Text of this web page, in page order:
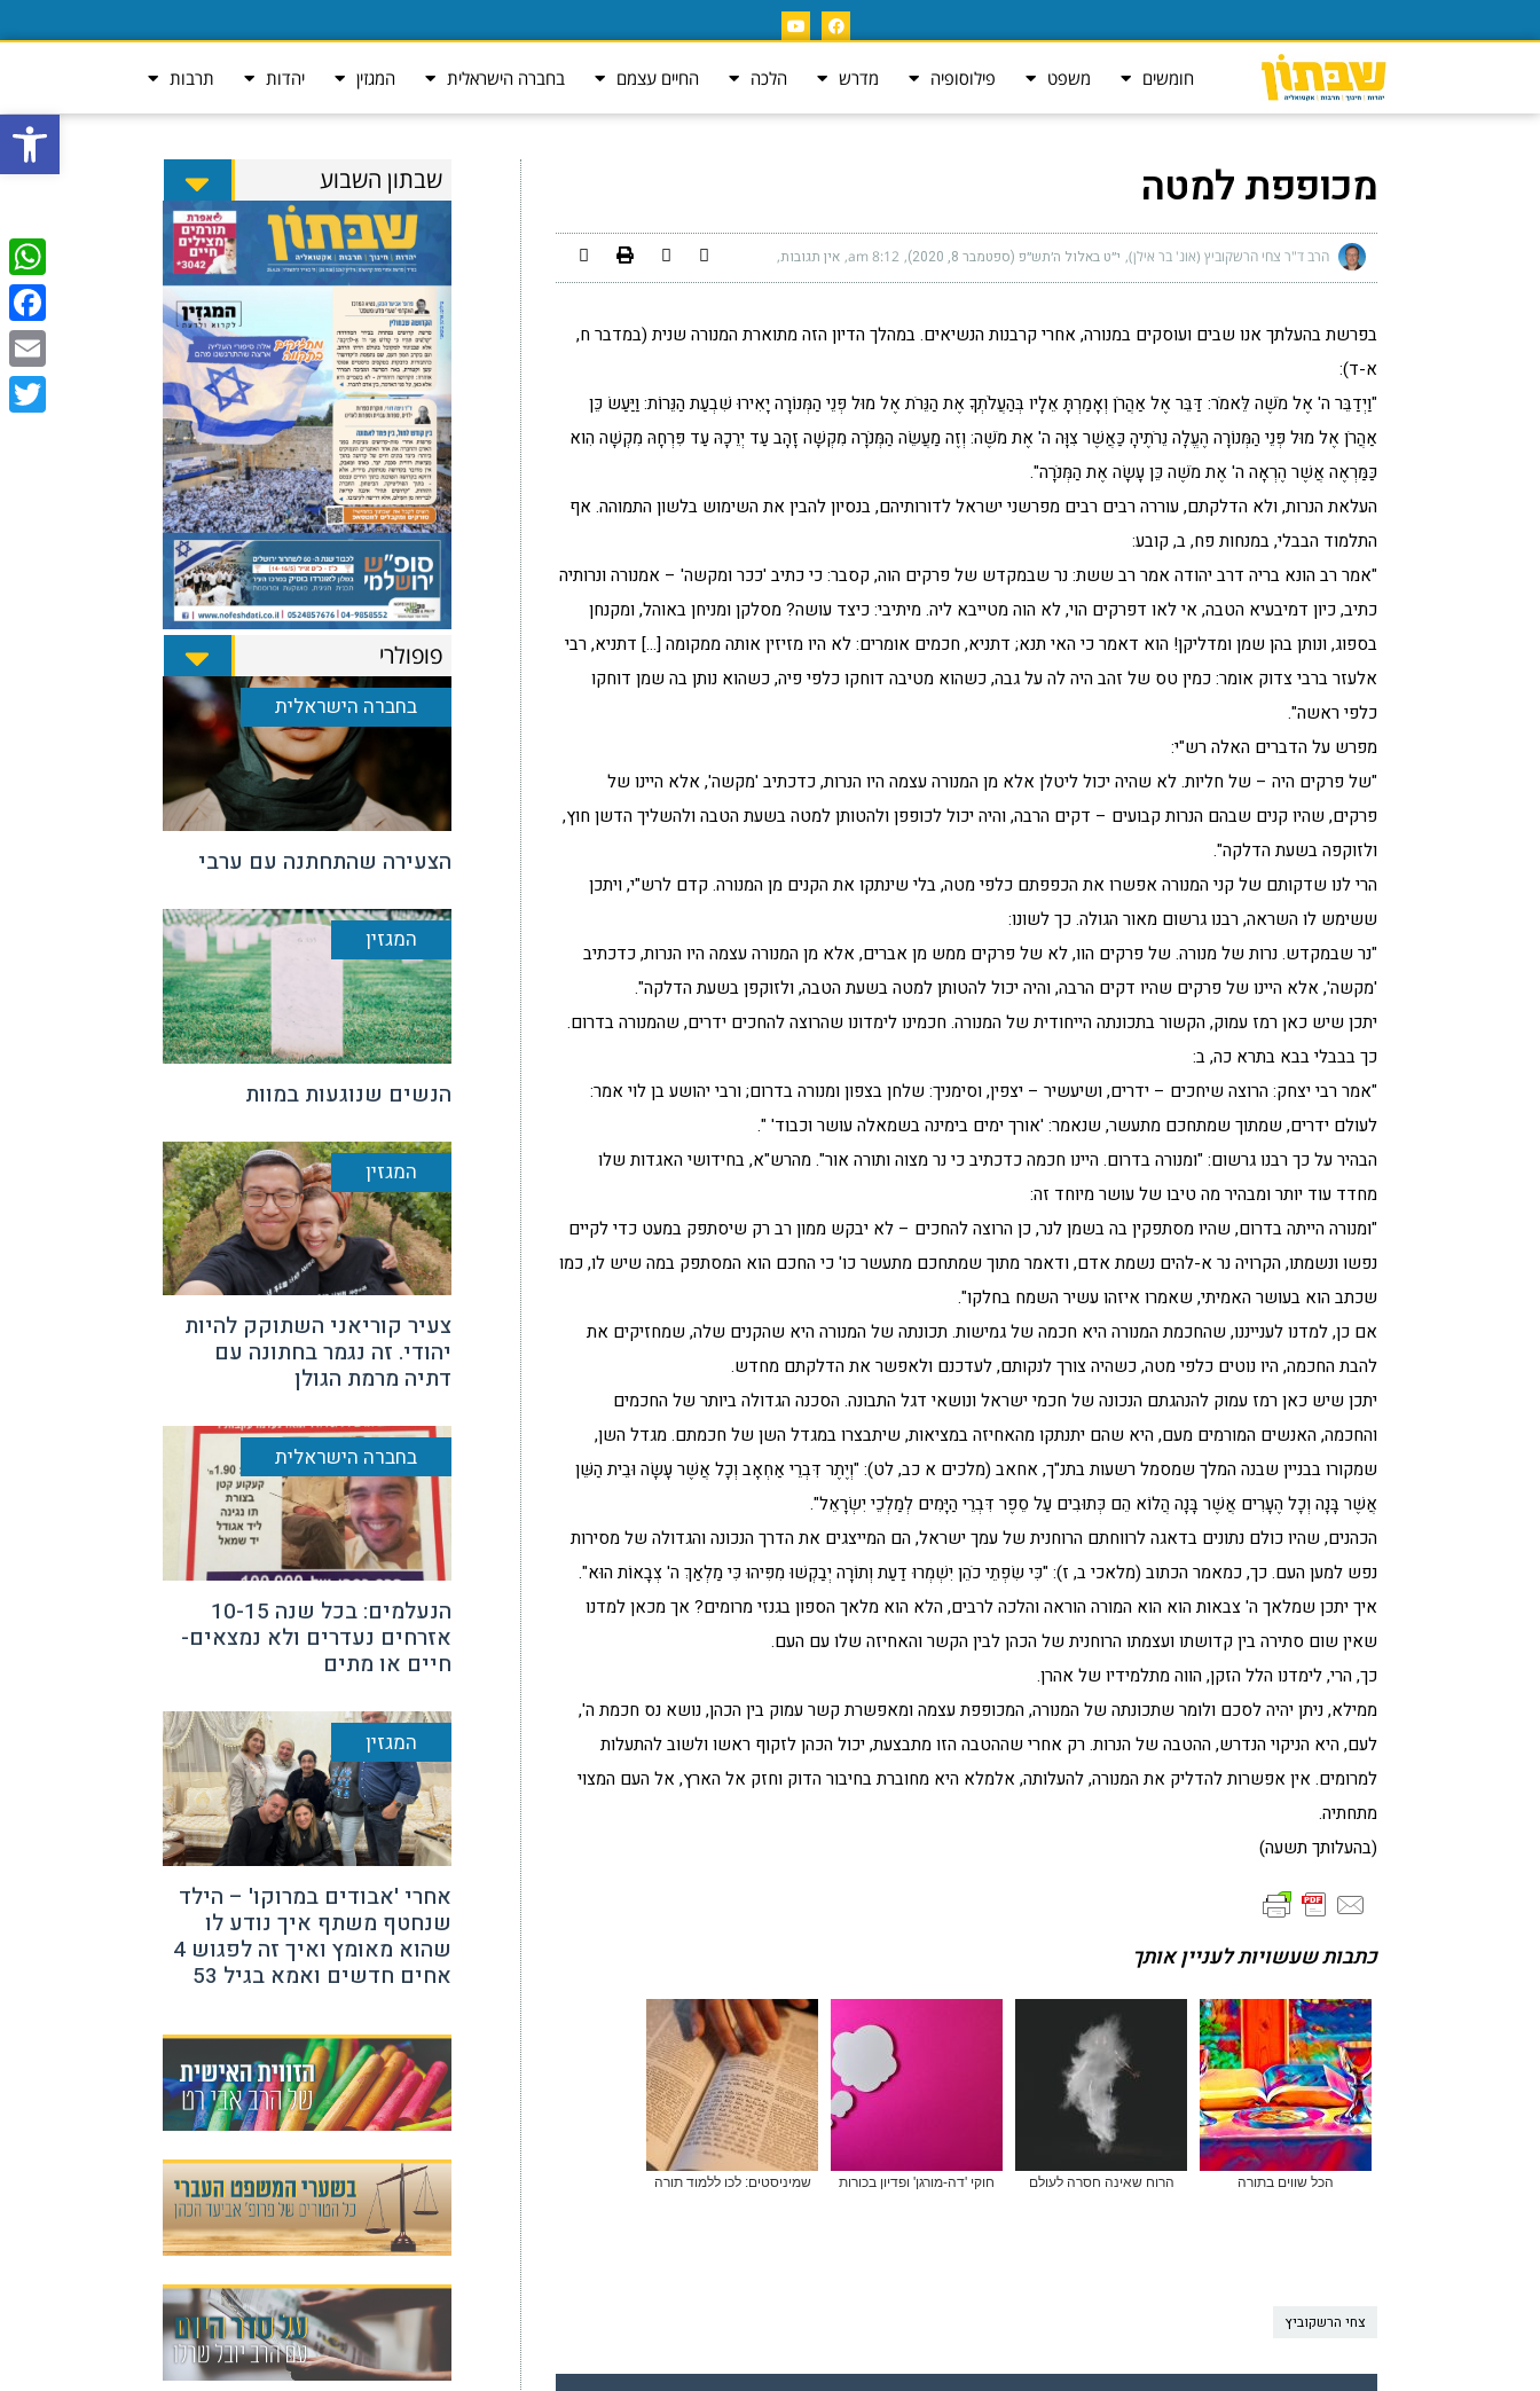
פתח
חומשים משפט פילוסופיה מדרש הלכה החיים עצמם בחברה הישראלית המגזין יהדות תרבות
מכופפת למטה
הרב ד"ר צחי הרשקוביץ (אונ' בר אילן) י״ט באלול ה׳תש״פ (ספטמבר 8, 2020) 8:12 am אין תגובות
בפרשת בהעלתך אנו שבים ועוסקים במנורה, אחרי קרבנות הנשיאים. במהלך הדיון הזה מתוארת המנורה שנית (במדבר ח,
א-ד):
"וַיְדַבֵּר ה' אֶל מֹשֶׁה לֵּאמֹר: דַּבֵּר אֶל אַהֲרֹן וְאָמַרְתָּ אֵלָיו בְּהַעֲלֹתְךָ אֶת הַנֵּרֹת אֶל מוּל פְּנֵי הַמְּנוֹרָה יָאִירוּ שִׁבְעַת הַנֵּרוֹת: וַיַּעַשׂ כֵּן
אַהֲרֹן אֶל מוּל פְּנֵי הַמְּנוֹרָה הֶעֱלָה נֵרֹתֶיהָ כַּאֲשֶׁר צִוָּה ה' אֶת מֹשֶׁה: וְזֶה מַעֲשֵׂה הַמְּנֹרָה מִקְשָׁה זָהָב עַד יְרֵכָהּ עַד פִּרְחָהּ מִקְשָׁה הִוא
כַּמַּרְאֶה אֲשֶׁר הֶרְאָה ה' אֶת מֹשֶׁה כֵּן עָשָׂה אֶת הַמְּנֹרָה".
העלאת הנרות, ולא הדלקתם, עוררה רבים רבים מפרשני ישראל לדורותיהם, בנסיון להבין את השימוש בלשון התמוהה. אף
התלמוד הבבלי, במנחות פח, ב, קובע:
"אמר רב הונא בריה דרב יהודה אמר רב ששת: נר שבמקדש של פרקים הוה, קסבר: כי כתיב 'ככר ומקשה' – אמנורה ונרותיה
כתיב, כיון דמיבעיא הטבה, אי לאו דפרקים הוי, לא הוה מטייבא ליה. מיתיבי: כיצד עושה? מסלקן ומניחן באוהל, ומקנחן
בספוג, ונותן בהן שמן ומדליקן! הוא דאמר כי האי תנא; דתניא, חכמים אומרים: לא היו מזיזין אותה ממקומה […] דתניא, רבי
אלעזר ברבי צדוק אומר: כמין טס של זהב היה לה על גבה, כשהוא מטיבה דוחקו כלפי פיה, כשהוא נותן בה שמן דוחקו
כלפי ראשה".
מפרש על הדברים האלה רש"י:
"של פרקים היה – של חליות. לא שהיה יכול ליטלן אלא מן המנורה עצמה היו הנרות, כדכתיב 'מקשה', אלא היינו של
פרקים, שהיו קנים שבהם הנרות קבועים – דקים הרבה, והיה יכול לכופפן ולהטותן למטה בשעת הטבה ולהשליך הדשן חוץ,
ולזוקפה בשעת הדלקה".
הרי לנו שדקותם של קני המנורה אפשרו את הכפפתם כלפי מטה, בלי שינתקו את הקנים מן המנורה. קדם לרש"י, ויתכן
ששימש לו השראה, רבנו גרשום מאור הגולה. כך לשונו:
"נר שבמקדש. נרות של מנורה. של פרקים הוו, לא של פרקים ממש מן אברים, אלא מן המנורה עצמה היו הנרות, כדכתיב
'מקשה', אלא היינו של פרקים שהיו דקים הרבה, והיה יכול להטותן למטה בשעת הטבה, ולזוקפן בשעת הדלקה".
יתכן שיש כאן רמז עמוק, הקשור בתכונתה הייחודית של המנורה. חכמינו לימדונו שהרוצה להחכים ידרים, שהמנורה בדרום.
כך בבבלי בבא בתרא כה, ב:
"אמר רבי יצחק: הרוצה שיחכים – ידרים, ושיעשיר – יצפין, וסימניך: שלחן בצפון ומנורה בדרום; ורבי יהושע בן לוי אמר:
לעולם ידרים, שמתוך שמתחכם מתעשר, שנאמר: 'אורך ימים בימינה בשמאלה עושר וכבוד' ".
הבהיר על כך רבנו גרשום: "ומנורה בדרום. היינו חכמה כדכתיב כי נר מצוה ותורה אור". מהרש"א, בחידושי האגדות שלו
מחדד עוד יותר ומבהיר מה טיבו של עושר מיוחד זה:
"ומנורה הייתה בדרום, שהיו מסתפקין בה בשמן לנר, כן הרוצה להחכים – לא יבקש ממון רב רק שיסתפק במעט כדי לקיים
נפשו ונשמתו, הקרויה נר א-להים נשמת אדם, ודאמר מתוך שמתחכם מתעשר כו' כי החכם הוא המסתפק במה שיש לו, כמו
שכתב הוא בעושר האמיתי, שאמרו איזהו עשיר השמח בחלקו".
אם כן, למדנו לענייננו, שהחכמת המנורה היא חכמה של גמישות. תכונתה של המנורה היא שהקנים שלה, שמחזיקים את
להבת החכמה, היו נוטים כלפי מטה, כשהיה צורך לנקותם, לעדכנם ולאפשר את הדלקתם מחדש.
יתכן שיש כאן רמז עמוק להנהגתם הנכונה של חכמי ישראל ונושאי דגל התבונה. הסכנה הגדולה ביותר של החכמים
והחכמה, האנשים המורמים מעם, היא שהם יתנתקו מהאחיזה במציאות, שיתבצרו במגדל השן של חכמתם. מגדל השן,
שמקורו בבניין שבנה המלך שמסמל רשעות בתנ"ך, אחאב (מלכים א כב, לט): "וְיֶתֶר דִּבְרֵי אַחְאָב וְכָל אֲשֶׁר עָשָׂה וּבֵית הַשֵּׁן
אֲשֶׁר בָּנָה וְכָל הֶעָרִים אֲשֶׁר בָּנָה הֲלוֹא הֵם כְּתוּבִים עַל סֵפֶר דִּבְרֵי הַיָּמִים לְמַלְכֵי יִשְׂרָאֵל".
הכהנים, שהיו כולם נתונים בדאגה לרווחתם הרוחנית של עמך ישראל, הם המייצגים את הדרך הנכונה והגדולה של מסירות
נפש למען העם. כך, כמאמר הכתוב (מלאכי ב, ז): "כִּי שִׂפְתֵי כֹהֵן יִשְׁמְרוּ דַעַת וְתוֹרָה יְבַקְשׁוּ מִפִּיהוּ כִּי מַלְאַךְ ה' צְבָאוֹת הוּא".
איך יתכן שמלאך ה' צבאות הוא הוא המורה הוראה והלכה לרבים, הלא הוא מלאך הספון בגנזי מרומים? אך מכאן למדנו
שאין שום סתירה בין קדושתו ועצמתו הרוחנית של הכהן לבין הקשר והאחיזה שלו עם העם.
כך, הרי, לימדנו הלל הזקן, הווה מתלמידיו של אהרן.
ממילא, ניתן יהיה לסכם ולומר שתכונתה של המנורה, המכופפת עצמה ומאפשרת קשר עמוק בין הכהן, נושא נס חכמת ה',
לעם, היא הניקוי הנדרש, ההטבה של הנרות. רק אחרי שההטבה הזו מתבצעת, יכול הכהן לזקוף ראשו ולשוב להתעלות
למרומים. אין אפשרות להדליק את המנורה, להעלותה, אלמלא היא מחוברת בחיבור הדוק וחזק אל הארץ, אל העם המצוי
מתחתיה.
(בהעלותך תשעה)
כתבות שעשויות לעניין אותך
הכל שווים בתורה הרוח שאינה חסרה לעולם חוקי 'דה-מורגן' ופדיון בכורות שמיניסטים: לכו ללמוד תורה
צחי הרשקוביץ
שבתון השבוע
פופולרי
בחברה הישראלית
הצעירה שהתחתנה עם ערבי
המגזין
הנשים שנוגעות במוות
המגזין
צעיר קוריאני השתוקק להיות
יהודי. זה נגמר בחתונה עם
דתיה מרמת הגולן
בחברה הישראלית
הנעלמים: בכל שנה 10-15
אזרחים נעדרים ולא נמצאים-
חיים או מתים
המגזין
אחרי 'אבודים במרוקו' – הילד
שנחטף משתף איך נודע לו
שהוא מאומץ ואיך זה לפגוש 4
אחים חדשים ואמא בגיל 53
Email